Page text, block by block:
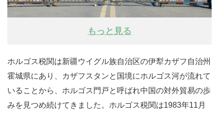
もっと見る
ホルゴス税関は新疆ウイグル族自治区の伊犁カザフ自治州
霍城県にあり、カザフスタンと国境にホルゴス河が流れて
いることから、ホルゴス門戸と呼ばれ中国の対外貿易の歩
みを見つめ続けてきました。ホルゴス税関は1983年11月